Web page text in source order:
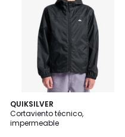
QUIKSILVER
Cortaviento técnico,
impermeable